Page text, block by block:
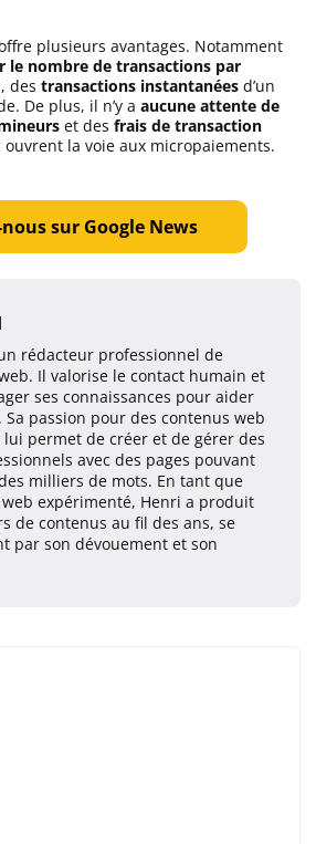
plusieurs avantages. Notamment
le nombre de transactions par
des transactions instantanées d’un
De plus, il n’y a aucune attente de
et des frais de transaction
ouvrent la voie aux micropaiements.
sur Google News
rédacteur professionnel de
Il valorise le contact humain et
ses connaissances pour aider
Sa passion pour des contenus web
permet de créer et de gérer des
avec des pages pouvant
milliers de mots. En tant que
expérimenté, Henri a produit
de contenus au fil des ans, se
par son dévouement et son